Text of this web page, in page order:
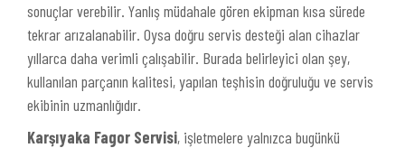
sonuçlar verebilir. Yanlış müdahale gören ekipman kısa sürede
tekrar arızalanabilir. Oysa doğru servis desteği alan cihazlar
yıllarca daha verimli çalışabilir. Burada belirleyici olan şey,
kullanılan parçanın kalitesi, yapılan teşhisin doğruluğu ve servis
ekibinin uzmanlığıdır.
Karşıyaka Fagor Servisi, işletmelere yalnızca bugünkü